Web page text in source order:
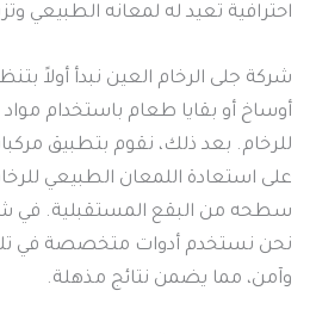
احترافية تعيد له لمعانه الطبيعي
شركة جلى الرخام العين نبدأ أولاً
أوساخ أو بقايا طعام باستخدام
للرخام. بعد ذلك، نقوم بتطبيق
على استعادة اللمعان الطبيعي
سطحه من البقع المستقبلية. في
نحن نستخدم أدوات متخصصة في
وآمن، مما يضمن نتائج مذهلة.